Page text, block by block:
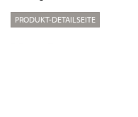
PRODUKT-DETAILSEITE